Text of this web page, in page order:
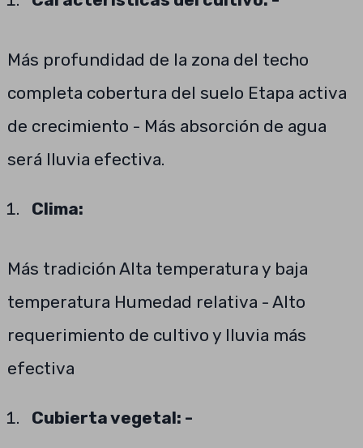
Más profundidad de la zona del techo
completa cobertura del suelo Etapa activa
de crecimiento - Más absorción de agua
será lluvia efectiva.
Clima:
Más tradición Alta temperatura y baja
temperatura Humedad relativa - Alto
requerimiento de cultivo y lluvia más
efectiva
Cubierta vegetal: -